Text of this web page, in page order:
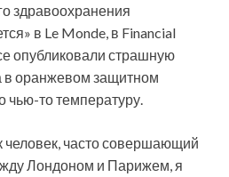
здравоохранения
в Le Monde, в Financial
опубликовали страшную
оранжевом защитном
чью-то температуру.
человек, часто совершающий
Лондоном и Парижем, я